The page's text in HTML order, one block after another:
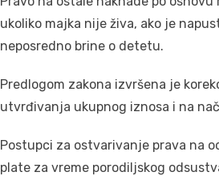
ukoliko majka nije živa, ako je
neposredno brine o detetu.
Predlogom zakona izvršena je
utvrđivanja ukupnog iznosa i na
Postupci za ostvarivanje prava na
plate za vreme porodiljskog